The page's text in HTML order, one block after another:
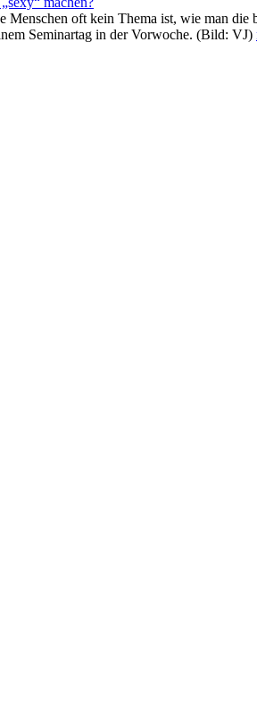
Menschen oft kein Thema ist, wie man die
Seminartag in der Vorwoche. (Bild: VJ)